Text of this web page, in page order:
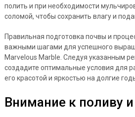
полить и при необходимости
соломой, чтобы сохранить влагу и
Правильная подготовка почвы и
важными шагами для успешного
Marvelous Marble. Следуя указанным
создадите оптимальные условия для
его красотой и яркостью на долгие
Внимание к поливу